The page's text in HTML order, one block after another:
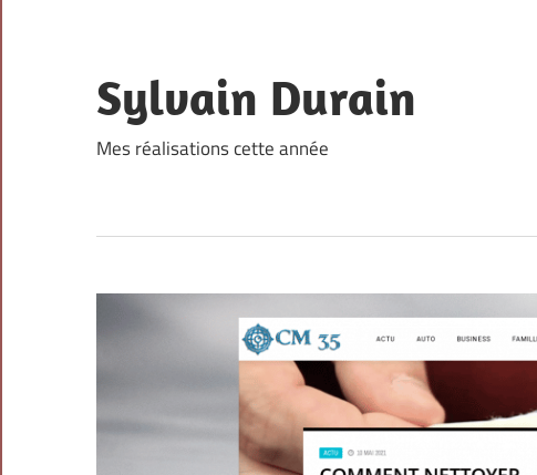
content
Sylvain Durain
Mes réalisations cette année